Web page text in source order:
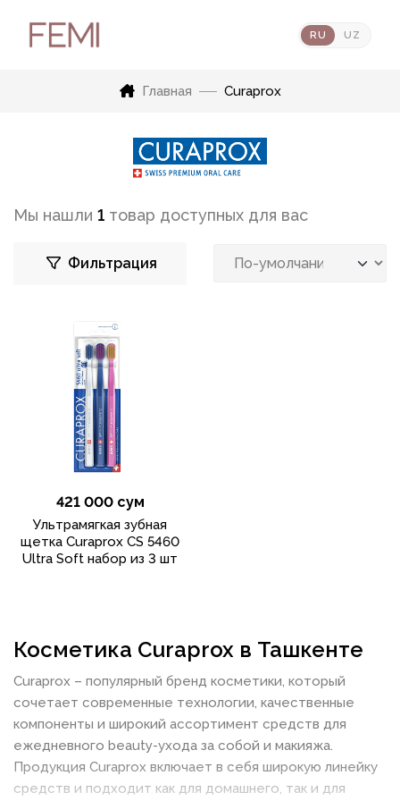
RU UZ
Главная Curaprox
Мы нашли 1 товар доступных для вас
Фильтрация
421 000 сум
Ультрамягкая зубная
щетка Curaprox CS 5460
Ultra Soft набор из 3 шт
Косметика Curaprox в Ташкенте
Curaprox – популярный бренд косметики, который
сочетает современные технологии, качественные
компоненты и широкий ассортимент средств для
ежедневного beauty-ухода за собой и макияжа.
Продукция Curaprox включает в себя широкую линейку
средств и подходит как для домашнего, так и для